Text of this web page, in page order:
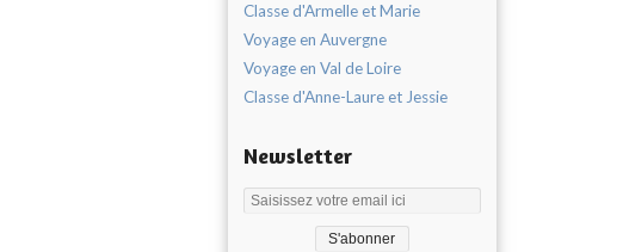
Classe d'Armelle et Marie
Voyage en Auvergne
Voyage en Val de Loire
Classe d'Anne-Laure et Jessie
Newsletter